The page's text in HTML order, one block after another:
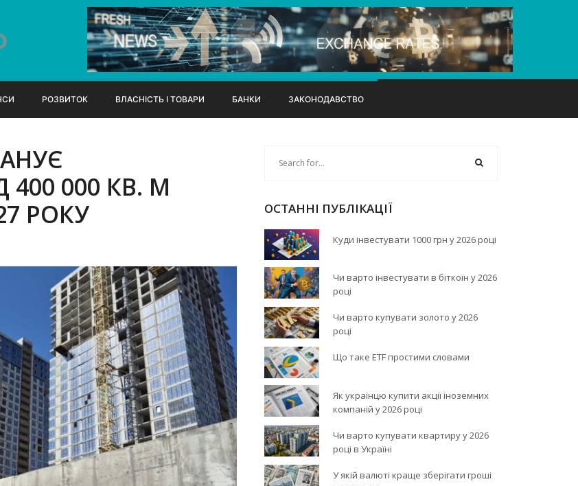
РОЗВИТОК ВЛАСНІСТЬ І ТОВАРИ БАНКИ ЗАКОНОДАВСТВО
000 КВ. М
РОКУ
ОСТАННІ ПУБЛІКАЦІЇ
Куди інвестувати 1000 грн у 2026 році
Чи варто інвестувати в біткоїн у 2026
році
Чи варто купувати золото у 2026
році
Що таке ETF простими словами
Як українцю купити акції іноземних
компаній у 2026 році
Чи варто купувати квартиру у 2026
році в Україні
У якій валюті краще зберігати гроші